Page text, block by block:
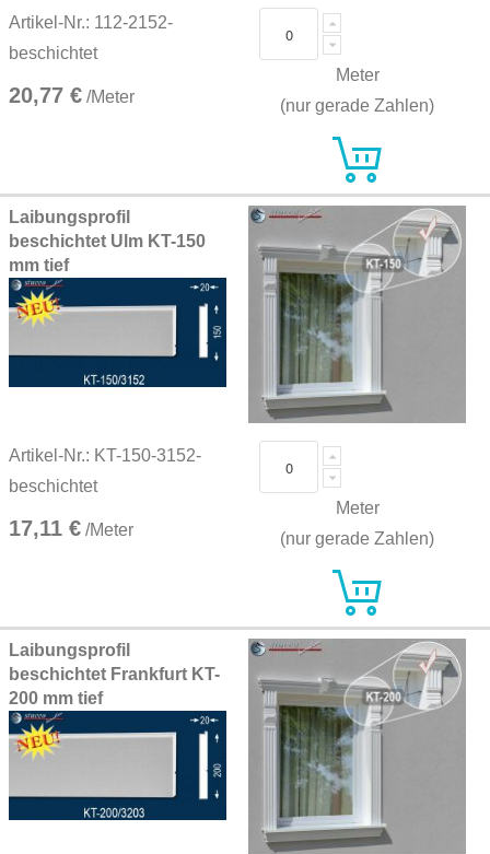
Artikel-Nr.: 112-2152-
beschichtet
20,77 € /Meter
Meter
(nur gerade Zahlen)
Laibungsprofil
beschichtet Ulm KT-150
mm tief
Artikel-Nr.: KT-150-3152-
beschichtet
17,11 € /Meter
Meter
(nur gerade Zahlen)
Laibungsprofil
beschichtet Frankfurt KT-
200 mm tief